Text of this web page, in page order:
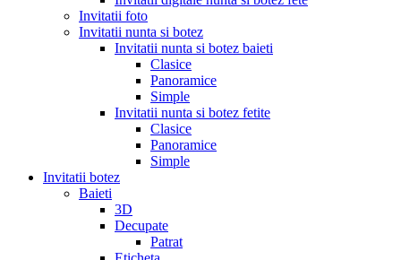
Invitatii foto
Invitatii nunta si botez
Invitatii nunta si botez baieti
Clasice
Panoramice
Simple
Invitatii nunta si botez fetite
Clasice
Panoramice
Simple
Invitatii botez
Baieti
3D
Decupate
Patrat